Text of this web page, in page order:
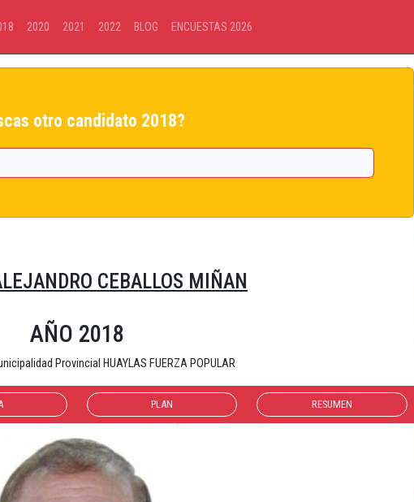
2020 2021 2022 BLOG ENCUESTAS 2026
otro candidato 2018?
CEBALLOS MIÑAN
AÑO 2018
Provincial HUAYLAS FUERZA POPULAR
PLAN RESUMEN